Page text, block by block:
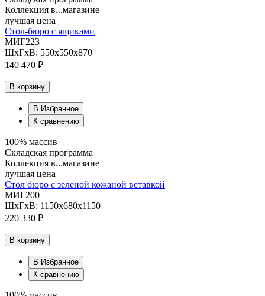
Коллекция в...магазине
лучшая цена
Стол-бюро с ящиками
МИГ223
ШхГхВ: 550х550х870
140 470 ₽
В корзину
В Избранное
К сравнению
100% массив
Складская программа
Коллекция в...магазине
лучшая цена
Стол бюро с зеленой кожаной вставкой
МИГ200
ШхГхВ: 1150х680х1150
220 330 ₽
В корзину
В Избранное
К сравнению